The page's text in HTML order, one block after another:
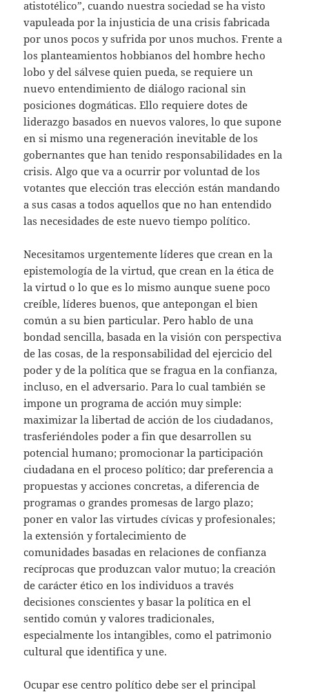
atistotélico”, cuando nuestra sociedad se ha visto
vapuleada por la injusticia de una crisis fabricada
por unos pocos y sufrida por unos muchos. Frente a
los planteamientos hobbianos del hombre hecho
lobo y del sálvese quien pueda, se requiere un
nuevo entendimiento de diálogo racional sin
posiciones dogmáticas. Ello requiere dotes de
liderazgo basados en nuevos valores, lo que supone
en si mismo una regeneración inevitable de los
gobernantes que han tenido responsabilidades en la
crisis. Algo que va a ocurrir por voluntad de los
votantes que elección tras elección están mandando
a sus casas a todos aquellos que no han entendido
las necesidades de este nuevo tiempo político.
Necesitamos urgentemente líderes que crean en la
epistemología de la virtud, que crean en la ética de
la virtud o lo que es lo mismo aunque suene poco
creíble, líderes buenos, que antepongan el bien
común a su bien particular. Pero hablo de una
bondad sencilla, basada en la visión con perspectiva
de las cosas, de la responsabilidad del ejercicio del
poder y de la política que se fragua en la confianza,
incluso, en el adversario. Para lo cual también se
impone un programa de acción muy simple:
maximizar la libertad de acción de los ciudadanos,
trasferiéndoles poder a fin que desarrollen su
potencial humano; promocionar la participación
ciudadana en el proceso político; dar preferencia a
propuestas y acciones concretas, a diferencia de
programas o grandes promesas de largo plazo;
poner en valor las virtudes cívicas y profesionales;
la extensión y fortalecimiento de
comunidades basadas en relaciones de confianza
recíprocas que produzcan valor mutuo; la creación
de carácter ético en los individuos a través
decisiones conscientes y basar la política en el
sentido común y valores tradicionales,
especialmente los intangibles, como el patrimonio
cultural que identifica y une.
Ocupar ese centro político debe ser el principal